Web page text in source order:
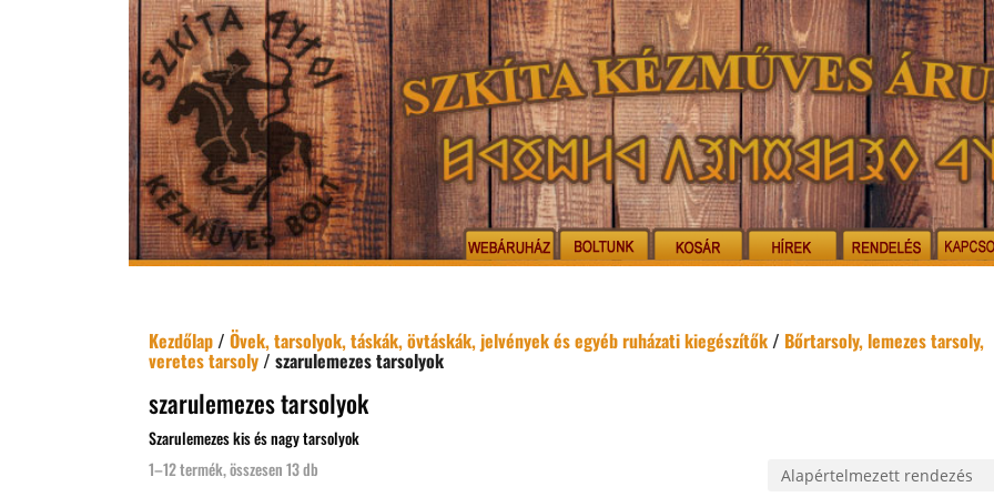
Kezdőlap/Övek, tarsolyok, táskák, övtáskák, jelvények és egyéb ruházati kiegészítők/ Bőrtarsoly, lemezes tarsoly,
veretes tarsoly/ szarulemezes tarsolyok
szarulemezes tarsolyok
Szarulemezes kis és nagy tarsolyok
1–12 termék, összesen 13 db